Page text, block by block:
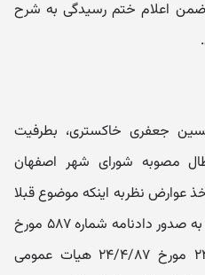
ضمن اعلام ختم رسیدگی به شرح
جعفری خاکستری، بطرفیت
مصوبه شورای شهر اصفهان
خصوص اخذ عوارض نظربه اینکه موضوع قبلا
مورد رسیدگی قرار گرفته و منتهی به صدور دادنامه شماره ۵۸۷ مورخ
۲۵/۱۱/۸۳ و دادنامه شماره ۲۴۳ مورخ ۲۴/۴/۸۷ هیات عمومی